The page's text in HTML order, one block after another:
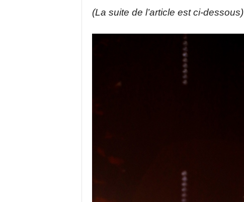
(La suite de l’article est ci-dessous)